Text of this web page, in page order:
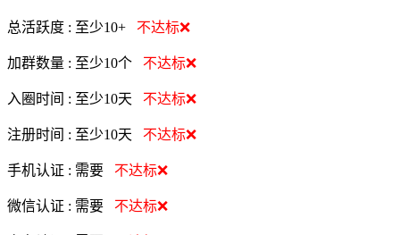
总活跃度 : 至少10+ 不达标❌
加群数量 : 至少10个 不达标❌
入圈时间 : 至少10天 不达标❌
注册时间 : 至少10天 不达标❌
手机认证 : 需要 不达标❌
微信认证 : 需要 不达标❌